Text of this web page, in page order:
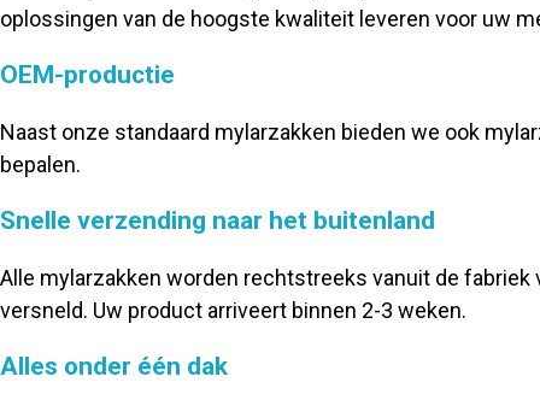
oplossingen van de hoogste kwaliteit leveren voor uw
OEM-productie
Naast onze standaard mylarzakken bieden we ook
bepalen.
Snelle verzending naar het buitenland
Alle mylarzakken worden rechtstreeks vanuit de
versneld. Uw product arriveert binnen 2-3 weken.
Alles onder één dak